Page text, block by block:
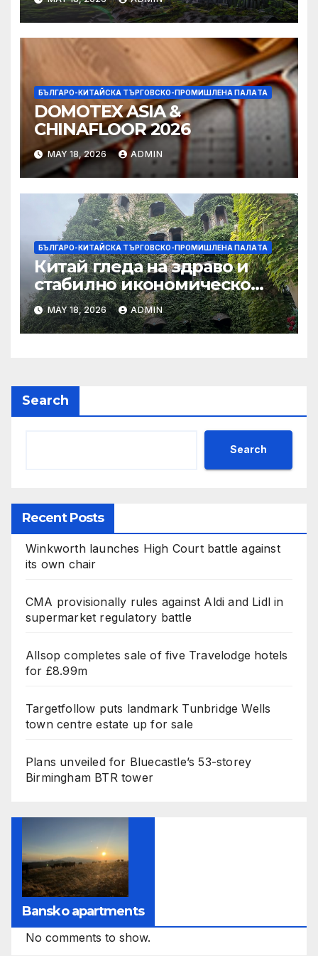
издаването на облигации,
намаляване на данъците за
фирмите
БЪЛГАРО-КИТАЙСКА ТЪРГОВСКО-ПРОМИШЛЕНА ПАЛAТА
DOMOTEX ASIA &
CHINAFLOOR 2026
MAY 18, 2026 ADMIN
БЪЛГАРО-КИТАЙСКА ТЪРГОВСКО-ПРОМИШЛЕНА ПАЛAТА
Китай гледа на здраво и
стабилно икономическо
сътрудничество със САЩ
MAY 18, 2026 ADMIN
Search
Search
Recent Posts
Winkworth launches High Court battle against
its own chair
CMA provisionally rules against Aldi and Lidl in
supermarket regulatory battle
Allsop completes sale of five Travelodge hotels
for £8.99m
Targetfollow puts landmark Tunbridge Wells
town centre estate up for sale
Plans unveiled for Bluecastle’s 53-storey
Birmingham BTR tower
Bansko apartments
No comments to show.